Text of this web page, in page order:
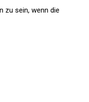
zu sein, wenn die